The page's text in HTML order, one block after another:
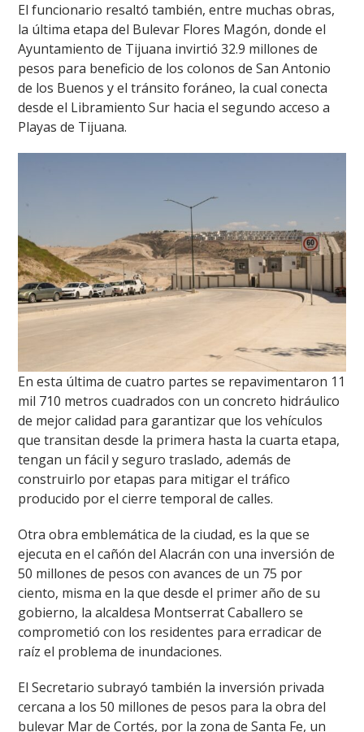
El funcionario resaltó también, entre muchas obras,
la última etapa del Bulevar Flores Magón, donde el
Ayuntamiento de Tijuana invirtió 32.9 millones de
pesos para beneficio de los colonos de San Antonio
de los Buenos y el tránsito foráneo, la cual conecta
desde el Libramiento Sur hacia el segundo acceso a
Playas de Tijuana.
En esta última de cuatro partes se repavimentaron 11
mil 710 metros cuadrados con un concreto hidráulico
de mejor calidad para garantizar que los vehículos
que transitan desde la primera hasta la cuarta etapa,
tengan un fácil y seguro traslado, además de
construirlo por etapas para mitigar el tráfico
producido por el cierre temporal de calles.
Otra obra emblemática de la ciudad, es la que se
ejecuta en el cañón del Alacrán con una inversión de
50 millones de pesos con avances de un 75 por
ciento, misma en la que desde el primer año de su
gobierno, la alcaldesa Montserrat Caballero se
comprometió con los residentes para erradicar de
raíz el problema de inundaciones.
El Secretario subrayó también la inversión privada
cercana a los 50 millones de pesos para la obra del
bulevar Mar de Cortés, por la zona de Santa Fe, un